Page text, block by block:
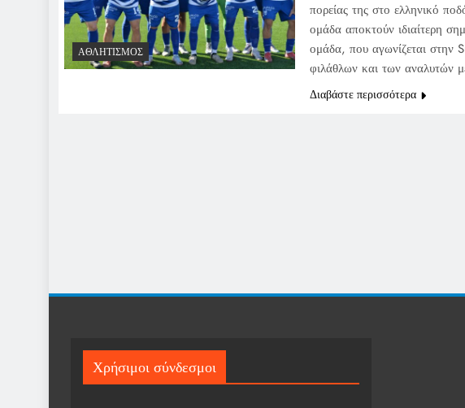
ΑΘΛΗΤΙΣΜΌΣ
πορείας της στο ελληνικό
ομάδα αποκτούν ιδιαίτερη
ομάδα, που αγωνίζεται στην
φιλάθλων και των αναλυτών
Διαβάστε περισσότερα
Χρήσιμοι σύνδεσμοι